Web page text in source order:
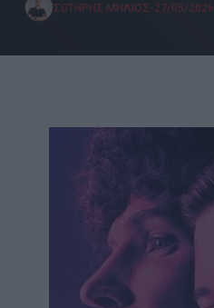
ΣΩΤΗΡΗΣ ΜΗΛΙΟΣ 27/05/2026